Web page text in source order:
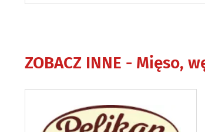
ZOBACZ INNE - Mięso,